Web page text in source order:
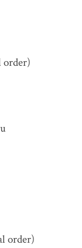
order)
order)